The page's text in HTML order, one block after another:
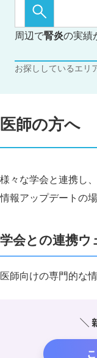
周辺で腎炎の実績
お探ししているエリ
医師の方へ
様々な学会と連携し
情報アップデートの
学会との連携ウ
医師向けの専門的な